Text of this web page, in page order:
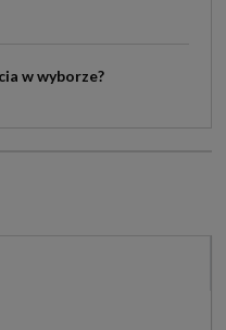
w wyborze?